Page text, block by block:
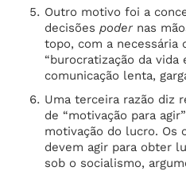
Outro motivo foi a
decisões poder nas
topo, com a necessária
“burocratização da vida
comunicação lenta,
Uma terceira razão diz
de “motivação para
motivação do lucro. Os
devem agir para obter
sob o socialismo,